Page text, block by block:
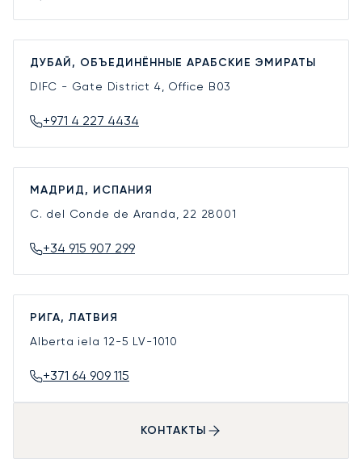
ДУБАЙ, ОБЪЕДИНЁННЫЕ АРАБСКИЕ ЭМИРАТЫ
DIFC - Gate District 4, Office B03
+971 4 227 4434
МАДРИД, ИСПАНИЯ
C. del Conde de Aranda, 22 28001
+34 915 907 299
РИГА, ЛАТВИЯ
Alberta iela 12-5 LV-1010
+371 64 909 115
КОНТАКТЫ